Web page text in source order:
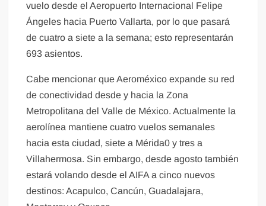
vuelo desde el Aeropuerto Internacional Felipe
Ángeles hacia Puerto Vallarta, por lo que pasará
de cuatro a siete a la semana; esto representarán
693 asientos.
Cabe mencionar que Aeroméxico expande su red
de conectividad desde y hacia la Zona
Metropolitana del Valle de México. Actualmente la
aerolínea mantiene cuatro vuelos semanales
hacia esta ciudad, siete a Mérida0 y tres a
Villahermosa. Sin embargo, desde agosto también
estará volando desde el AIFA a cinco nuevos
destinos: Acapulco, Cancún, Guadalajara,